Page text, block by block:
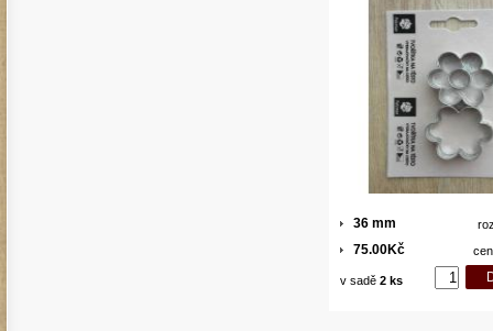
36 mm
75.00Kč
v sadě 2 ks